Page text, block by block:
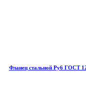
Фланец стальной Ру6 ГОСТ